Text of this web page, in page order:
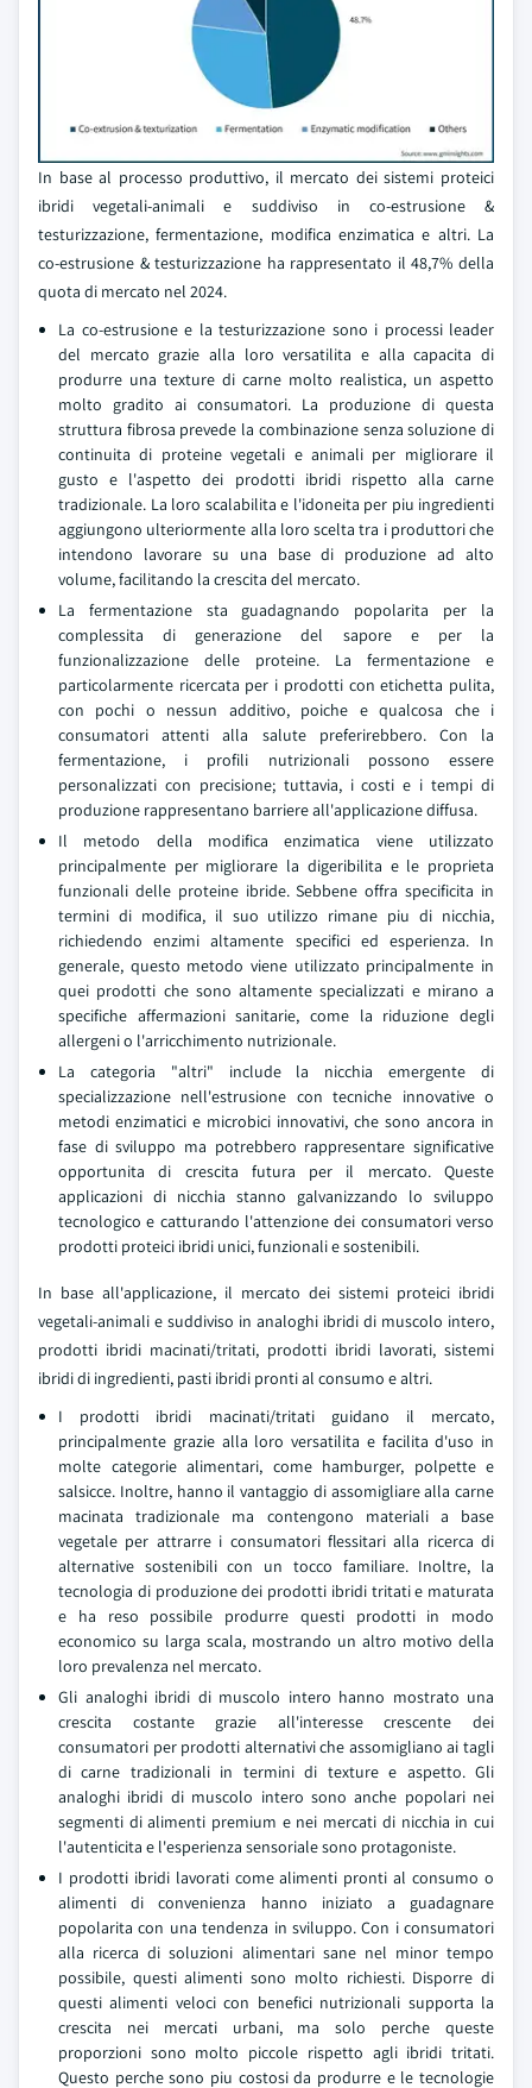
In base al processo produttivo, il mercato dei sistemi proteici
ibridi vegetali-animali e suddiviso in co-estrusione &
testurizzazione, fermentazione, modifica enzimatica e altri. La
co-estrusione & testurizzazione ha rappresentato il 48,7% della
quota di mercato nel 2024.
La co-estrusione e la testurizzazione sono i processi leader
del mercato grazie alla loro versatilita e alla capacita di
produrre una texture di carne molto realistica, un aspetto
molto gradito ai consumatori. La produzione di questa
struttura fibrosa prevede la combinazione senza soluzione di
continuita di proteine vegetali e animali per migliorare il
gusto e l'aspetto dei prodotti ibridi rispetto alla carne
tradizionale. La loro scalabilita e l'idoneita per piu ingredienti
aggiungono ulteriormente alla loro scelta tra i produttori che
intendono lavorare su una base di produzione ad alto
volume, facilitando la crescita del mercato.
La fermentazione sta guadagnando popolarita per la
complessita di generazione del sapore e per la
funzionalizzazione delle proteine. La fermentazione e
particolarmente ricercata per i prodotti con etichetta pulita,
con pochi o nessun additivo, poiche e qualcosa che i
consumatori attenti alla salute preferirebbero. Con la
fermentazione, i profili nutrizionali possono essere
personalizzati con precisione; tuttavia, i costi e i tempi di
produzione rappresentano barriere all'applicazione diffusa.
Il metodo della modifica enzimatica viene utilizzato
principalmente per migliorare la digeribilita e le proprieta
funzionali delle proteine ibride. Sebbene offra specificita in
termini di modifica, il suo utilizzo rimane piu di nicchia,
richiedendo enzimi altamente specifici ed esperienza. In
generale, questo metodo viene utilizzato principalmente in
quei prodotti che sono altamente specializzati e mirano a
specifiche affermazioni sanitarie, come la riduzione degli
allergeni o l'arricchimento nutrizionale.
La categoria "altri" include la nicchia emergente di
specializzazione nell'estrusione con tecniche innovative o
metodi enzimatici e microbici innovativi, che sono ancora in
fase di sviluppo ma potrebbero rappresentare significative
opportunita di crescita futura per il mercato. Queste
applicazioni di nicchia stanno galvanizzando lo sviluppo
tecnologico e catturando l'attenzione dei consumatori verso
prodotti proteici ibridi unici, funzionali e sostenibili.
In base all'applicazione, il mercato dei sistemi proteici ibridi
vegetali-animali e suddiviso in analoghi ibridi di muscolo intero,
prodotti ibridi macinati/tritati, prodotti ibridi lavorati, sistemi
ibridi di ingredienti, pasti ibridi pronti al consumo e altri.
I prodotti ibridi macinati/tritati guidano il mercato,
principalmente grazie alla loro versatilita e facilita d'uso in
molte categorie alimentari, come hamburger, polpette e
salsicce. Inoltre, hanno il vantaggio di assomigliare alla carne
macinata tradizionale ma contengono materiali a base
vegetale per attrarre i consumatori flessitari alla ricerca di
alternative sostenibili con un tocco familiare. Inoltre, la
tecnologia di produzione dei prodotti ibridi tritati e maturata
e ha reso possibile produrre questi prodotti in modo
economico su larga scala, mostrando un altro motivo della
loro prevalenza nel mercato.
Gli analoghi ibridi di muscolo intero hanno mostrato una
crescita costante grazie all'interesse crescente dei
consumatori per prodotti alternativi che assomigliano ai tagli
di carne tradizionali in termini di texture e aspetto. Gli
analoghi ibridi di muscolo intero sono anche popolari nei
segmenti di alimenti premium e nei mercati di nicchia in cui
l'autenticita e l'esperienza sensoriale sono protagoniste.
I prodotti ibridi lavorati come alimenti pronti al consumo o
alimenti di convenienza hanno iniziato a guadagnare
popolarita con una tendenza in sviluppo. Con i consumatori
alla ricerca di soluzioni alimentari sane nel minor tempo
possibile, questi alimenti sono molto richiesti. Disporre di
questi alimenti veloci con benefici nutrizionali supporta la
crescita nei mercati urbani, ma solo perche queste
proporzioni sono molto piccole rispetto agli ibridi tritati.
Questo perche sono piu costosi da produrre e le tecnologie